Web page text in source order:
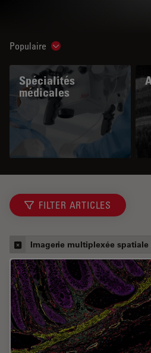
Populaire Show subnavigation
Spécialités
médicales
FILTER ARTICLES
Imagerie multiplexée spatiale